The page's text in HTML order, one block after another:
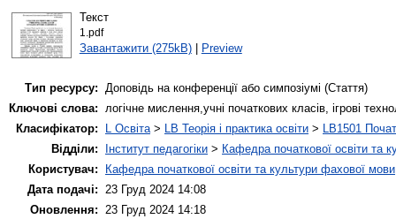
Текст
1.pdf
Завантажити (275kB)| Preview
Тип ресурсу: Доповідь на конференції або симпозіумі (Стаття)
Ключові слова: логічне мислення,учні початкових класів, ігрові
Класифікатор:
L Освіта> LB Теорія і практика освіти > LB1501
Відділи:
Інститут педагогіки > Кафедра початкової освіти та
Користувач:
Кафедра початкової освіти та культури фахової мови
Дата подачі: 23 Груд 2024 14:08
Оновлення: 23 Груд 2024 14:18